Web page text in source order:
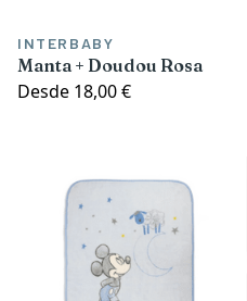
INTERBABY
Manta + Doudou Rosa
Desde 18,00 €